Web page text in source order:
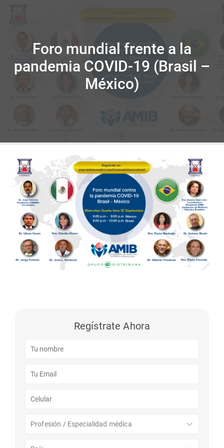
Foro mundial frente a la
pandemia COVID-19 (Brasil –
México)
Regístrate Ahora
Profesión / Especialidad médica